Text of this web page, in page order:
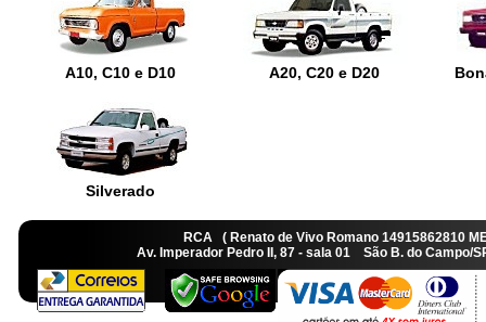
A10, C10 e D10 A20, C20 e D20
Silverado
RCA ( Renato de Vivo Romano
Av. Imperador Pedro II, 87 - sala 01 São B. do